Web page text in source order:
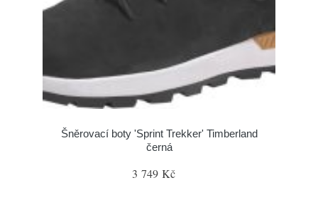
Šněrovací boty 'Sprint Trekker' Timberland
černá
3 749 Kč